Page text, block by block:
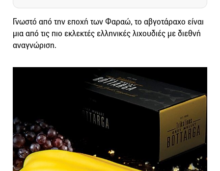
Γνωστό από την εποχή των Φαραώ, το αβγοτάραχο είναι
μια από τις πιο εκλεκτές ελληνικές λιχουδιές με διεθνή
αναγνώριση.